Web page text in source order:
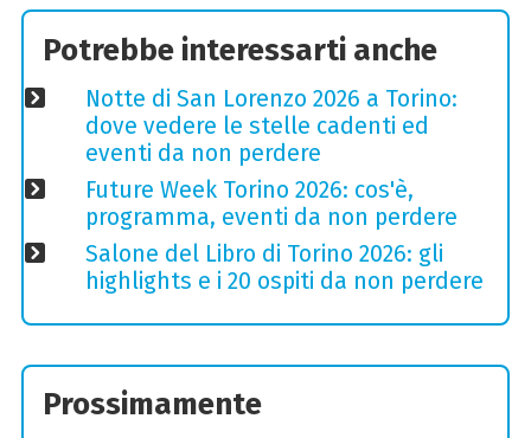
Potrebbe interessarti anche
Notte di San Lorenzo 2026 a Torino:
dove vedere le stelle cadenti ed
eventi da non perdere
Future Week Torino 2026: cos'è,
programma, eventi da non perdere
Salone del Libro di Torino 2026: gli
highlights e i 20 ospiti da non perdere
Prossimamente